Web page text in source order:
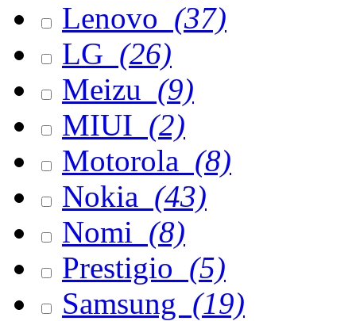
Lenovo (37)
LG (26)
Meizu (9)
MIUI (2)
Motorola (8)
Nokia (43)
Nomi (8)
Prestigio (5)
Samsung (19)